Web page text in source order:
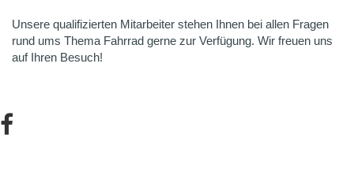
Unsere qualifizierten Mitarbeiter stehen Ihnen bei allen Fragen
rund ums Thema Fahrrad gerne zur Verfügung. Wir freuen uns
auf Ihren Besuch!